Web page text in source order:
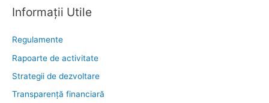
Informații Utile
Regulamente
Rapoarte de activitate
Strategii de dezvoltare
Transparenţă financiară